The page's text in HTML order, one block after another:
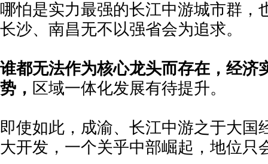
哪怕是实力最强的长江中游城市群，
长沙、南昌无不以强省会为追求。
谁都无法作为核心龙头而存在，经济
势， 区域一体化发展有待提升。
即使如此，成渝、长江中游之于大国
大开发，一个关乎中部崛起，地位只